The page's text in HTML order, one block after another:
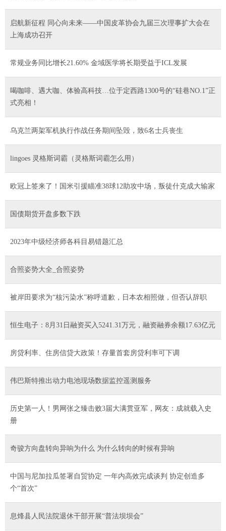
启航新征程 同心向未来——中国皮革协会九届三次理事扩大会在
上海成功召开
常规业务同比增长21.60% 金域医学将长期受益于ICL发展
喝咖啡、遇大咖、体验高科技…位于定西路1300号的“硅巷NO.1”正
式亮相！
乌克兰两架军机执行作战任务期间坠毁，致6名士兵丧生
lingoes 灵格斯词霸（灵格斯词霸怎么用）
欧冠上签来了！国米引援瞄准38球12助攻中场，叛徒什克成大输家
国债期货开盘多数下跌
2023年中级经济师各科目易错题汇总
合照姿势大全_合照姿势
被岸田要求为“核污染水”称呼道歉，日本农相照做，但否认辞职
恒生电子：8月31日融资买入5241.31万元，融资融券余额17.63亿元
房贷利率、住房信贷大政策！存量首套房贷利率可下调
伟巴斯特推出动力电池现场数据监控遥测服务
历史第一人！男网张之臻击败3届大满贯亚军，网友：成就载入史
册
奇骏方向盘转向异响为什么 为什么转向的时候有异响
中国与尼加拉瓜签署自贸协定 一年内高效完成谈判 协定创造多
个“首次”
息烽县人民法院退休干部开展“普法坝坝会”